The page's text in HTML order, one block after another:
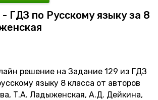
ГДЗ по Русскому языку за 8
решение на Задание 129 из ГДЗ
языку 8 класса от авторов
Т.А. Ладыженская, А.Д. Дейкина,